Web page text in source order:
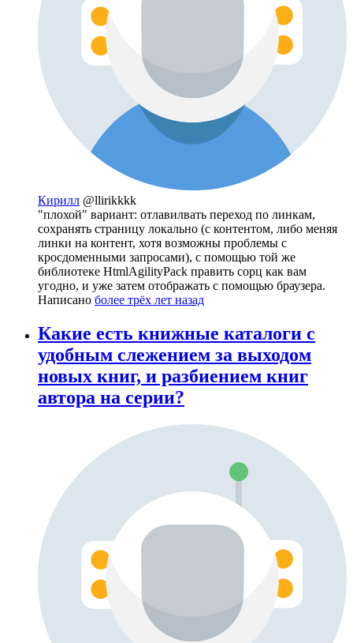
Кирилл @llirikkkk
"плохой" вариант: отлавилвать переход по линкам,
сохранять страницу локально (с контентом, либо меняя
линки на контент, хотя возможны проблемы с
кросдоменными запросами), с помощью той же
библиотеке HtmlAgilityPack править сорц как вам
угодно, и уже затем отображать с помощью браузера.
Написано более трёх лет назад
Какие есть книжные каталоги с
удобным слежением за выходом
новых книг, и разбиением книг
автора на серии?